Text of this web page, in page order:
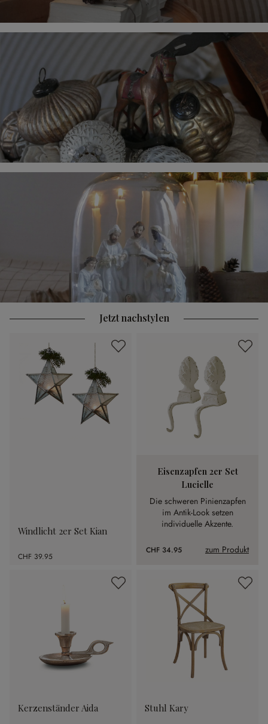
Jetzt nachstylen
Windlicht 2er Set Kian
CHF 39.95
Eisenzapfen 2er Set
Lucielle
Die schweren Pinienzapfen
im Antik-Look setzen
individuelle Akzente.
CHF 34.95 zum Produkt
Kerzenständer Aida Stuhl Kary